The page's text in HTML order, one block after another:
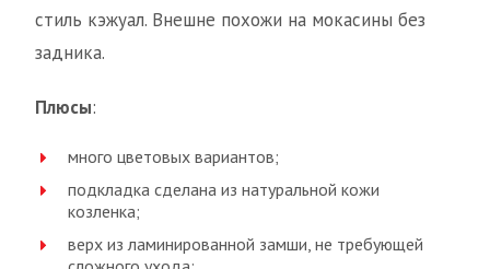
стиль кэжуал. Внешне похожи на мокасины без
задника.
Плюсы:
много цветовых вариантов;
подкладка сделана из натуральной кожи
козленка;
верх из ламинированной замши, не требующей